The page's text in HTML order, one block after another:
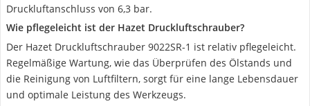
Druckluftanschluss von 6,3 bar.
Wie pflegeleicht ist der Hazet Druckluftschrauber?
Der Hazet Druckluftschrauber 9022SR-1 ist relativ pflegeleicht.
Regelmäßige Wartung, wie das Überprüfen des Ölstands und
die Reinigung von Luftfiltern, sorgt für eine lange Lebensdauer
und optimale Leistung des Werkzeugs.